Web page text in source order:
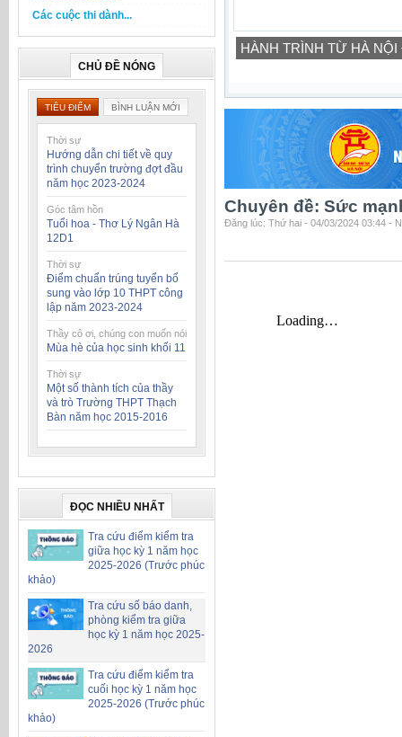
Các cuộc thi dành...
CHỦ ĐỀ NÓNG
TIÊU ĐIỂM BÌNH LUẬN MỚI
Thời sự
Hướng dẫn chi tiết về quy
trình chuyển trường đợt đầu
năm học 2023-2024
Góc tâm hồn
Tuổi hoa - Thơ Lý Ngân Hà
12D1
Thời sự
Điểm chuẩn trúng tuyển bổ
sung vào lớp 10 THPT công
lập năm 2023-2024
Thầy cô ơi, chúng con muốn nói
Mùa hè của học sinh khối 11
Thời sự
Một số thành tích của thầy
và trò Trường THPT Thạch
Bàn năm học 2015-2016
ĐỌC NHIỀU NHẤT
Tra cứu điểm kiểm tra
giữa học kỳ 1 năm học
2025-2026 (Trước phúc
khảo)
Tra cứu số báo danh,
phòng kiểm tra giữa
học kỳ 1 năm học 2025-
2026
Tra cứu điểm kiểm tra
cuối học kỳ 1 năm học
2025-2026 (Trước phúc
khảo)
HÀNH TRÌNH TỪ HÀ
Chuyên đề: Sức
Đăng lúc: Thứ hai - 04/03/2024 03:44 -